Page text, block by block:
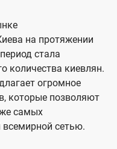
на протяжении
стала
количества киевлян.
огромное
которые позволяют
самых
всемирной сетью.